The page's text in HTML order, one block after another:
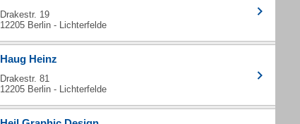
Drakestr. 19
12205 Berlin - Lichterfelde
Haug Heinz
Drakestr. 81
12205 Berlin - Lichterfelde